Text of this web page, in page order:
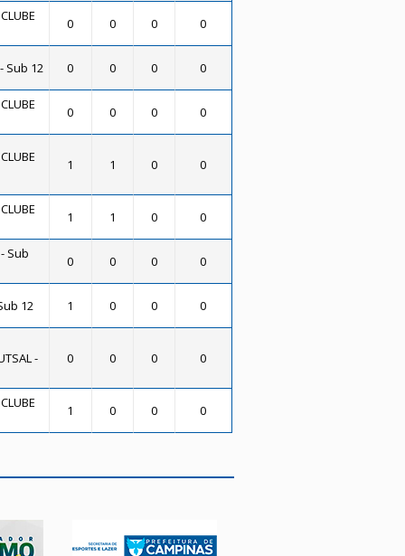
0 0 0 0
Sub 12 0 0 0 0
0 0 0 0
1 1 0 0
1 1 0 0
Sub
0 0 0 0
12 1 0 0 0
-
0 0 0 0
1 0 0 0